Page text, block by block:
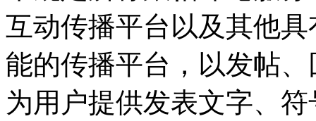
互动传播平台以及其他
能的传播平台，以发帖
为用户提供发表文字、